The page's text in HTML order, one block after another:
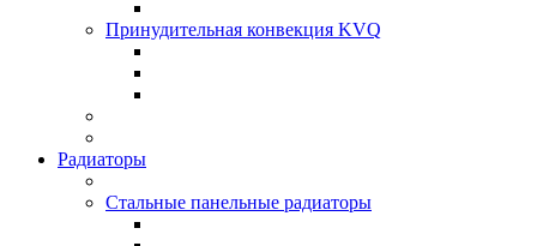
Принудительная конвекция KVQ
Радиаторы
Стальные панельные радиаторы